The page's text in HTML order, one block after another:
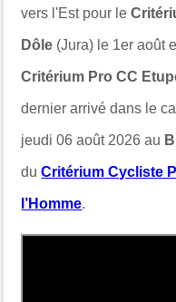
vers l'Est pour le
Dôle (Jura) le 1er août
Critérium Pro CC
dernier arrivé dans le
jeudi 06 août 2026 au
duCritérium Cycliste
l’Homme.